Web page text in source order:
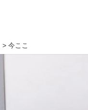
> 今ここ